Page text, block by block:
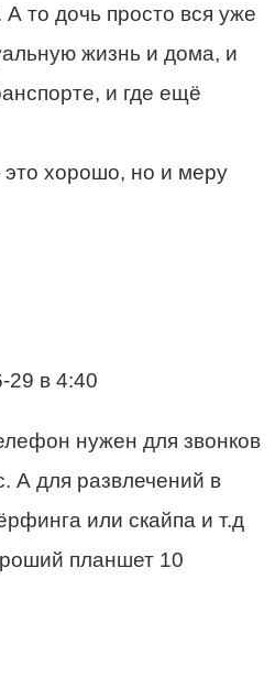
то дочь просто вся уже
жизнь и дома, и
и где ещё
хорошо, но и меру
29 в 4:40
нужен для звонков
А для развлечений в
или скайпа и т.д
планшет 10